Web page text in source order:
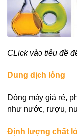
CLick vào tiêu đề
Dung dịch lỏng
Dòng máy giá rẻ,
như nước, rượu,
Định lượng chất